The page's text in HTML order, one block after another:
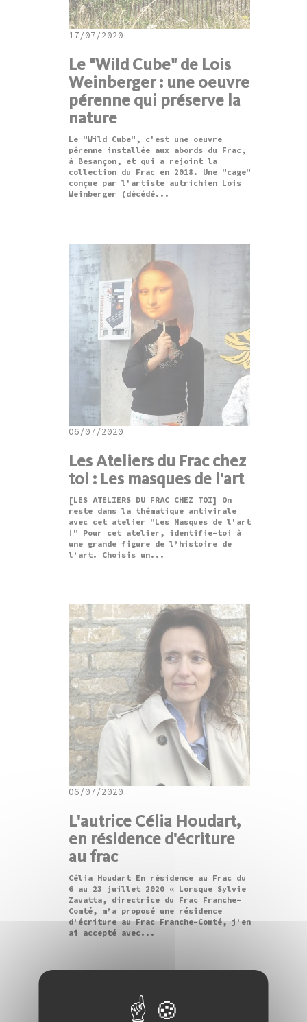
17/07/2020
Le "Wild Cube" de Lois
Weinberger : une oeuvre
pérenne qui préserve la
nature
Le "Wild Cube", c'est une oeuvre
pérenne installée aux abords du Frac,
à Besançon, et qui a rejoint la
collection du Frac en 2018. Une "cage"
conçue par l'artiste autrichien Lois
Weinberger (décédé...
06/07/2020
Les Ateliers du Frac chez
toi : Les masques de l'art
[LES ATELIERS DU FRAC CHEZ TOI] On
reste dans la thématique antivirale
avec cet atelier "Les Masques de l'art
!" Pour cet atelier, identifie-toi à
une grande figure de l’histoire de
l’art. Choisis un...
06/07/2020
L'autrice Célia Houdart,
en résidence d'écriture
au frac
Célia Houdart En résidence au Frac du
6 au 23 juillet 2020 « Lorsque Sylvie
Zavatta, directrice du Frac Franche-
Comté, m’a proposé une résidence
d’écriture au Frac Franche-Comté, j’en
ai accepté avec...